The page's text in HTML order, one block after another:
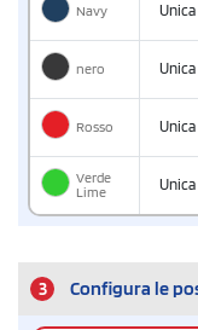
Navy Unica
nero Unica
Rosso Unica
Verde
Lime
Unica
3 Configura le